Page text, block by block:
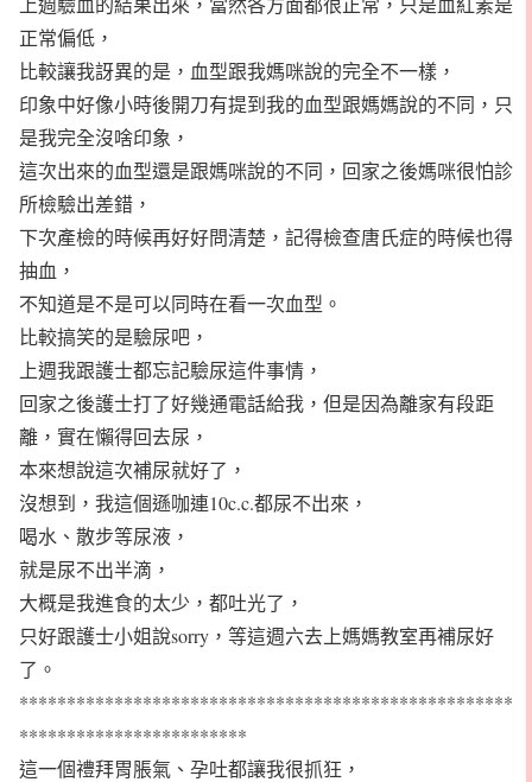
正常偏低，
比較讓我訝異的是，血型跟我媽咪說的完全不一樣，
印象中好像小時後開刀有提到我的血型跟媽媽說的不同，只
是我完全沒啥印象，
這次出來的血型還是跟媽咪說的不同，回家之後媽咪很怕診
所檢驗出差錯，
下次產檢的時候再好好問清楚，記得檢查唐氏症的時候也得
抽血，
不知道是不是可以同時在看一次血型。
比較搞笑的是驗尿吧，
上週我跟護士都忘記驗尿這件事情，
回家之後護士打了好幾通電話給我，但是因為離家有段距
離，實在懶得回去尿，
本來想說這次補尿就好了，
沒想到，我這個遜咖連10c.c.都尿不出來，
喝水、散步等尿液，
就是尿不出半滴，
大概是我進食的太少，都吐光了，
只好跟護士小姐說sorry，等這週六去上媽媽教室再補尿好
了。
****************************************************
************************
這一個禮拜胃脹氣、孕吐都讓我很抓狂，